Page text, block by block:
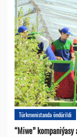
Türkmenistanda öndürildi
“Miwe”